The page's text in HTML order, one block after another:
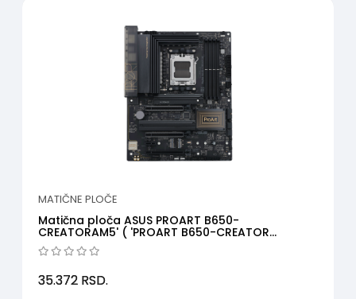
MATIČNE PLOČE
Matična ploča ASUS PROART B650-
CREATORAM5' ( 'PROART B650-CREATOR...
35.372 RSD.